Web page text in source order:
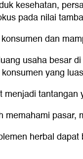
kesehatan,
pada nilai
dan
usaha besar
yang
herbal